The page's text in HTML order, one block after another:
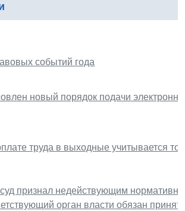
событий года
новый порядок подачи
труда в выходные учитывается
признал недействующим
орган власти обязан